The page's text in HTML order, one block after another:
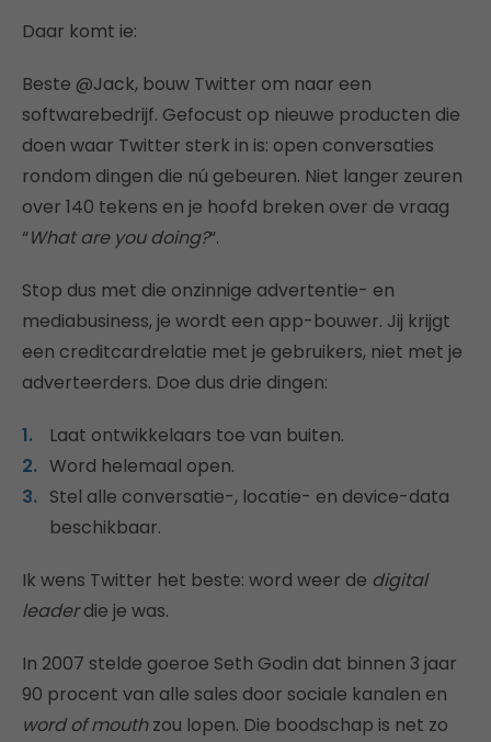
Daar komt ie:
Beste @Jack, bouw Twitter om naar een
softwarebedrijf. Gefocust op nieuwe producten die
doen waar Twitter sterk in is: open conversaties
rondom dingen die nú gebeuren. Niet langer zeuren
over 140 tekens en je hoofd breken over de vraag
“What are you doing?“.
Stop dus met die onzinnige advertentie- en
mediabusiness, je wordt een app-bouwer. Jij krijgt
een creditcardrelatie met je gebruikers, niet met je
adverteerders. Doe dus drie dingen:
Laat ontwikkelaars toe van buiten.
Word helemaal open.
Stel alle conversatie-, locatie- en device-data
beschikbaar.
Ik wens Twitter het beste: word weer de digital
leaderdie je was.
In 2007 stelde goeroe Seth Godin dat binnen 3 jaar
90 procent van alle sales door sociale kanalen en
word of mouthzou lopen. Die boodschap is net zo